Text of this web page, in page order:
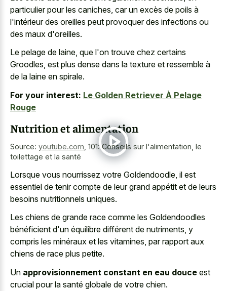
particulier pour les caniches, car un excès de poils à
l'intérieur des oreilles peut provoquer des infections ou
des maux d'oreilles.
Le pelage de laine, que l'on trouve chez certains
Groodles, est plus dense dans la texture et ressemble à
de la laine en spirale.
For your interest: Le Golden Retriever À Pelage
Rouge
Nutrition et alimentation
Source: youtube.com 101: Conseils sur l'alimentation, le
toilettage et la santé
Lorsque vous nourrissez votre Goldendoodle, il est
essentiel de tenir compte de leur grand appétit et de leurs
besoins nutritionnels uniques.
Les chiens de grande race comme les Goldendoodles
bénéficient d'un équilibre différent de nutriments, y
compris les minéraux et les vitamines, par rapport aux
chiens de race plus petite.
Un approvisionnement constant en eau douce est
crucial pour la santé globale de votre chien.